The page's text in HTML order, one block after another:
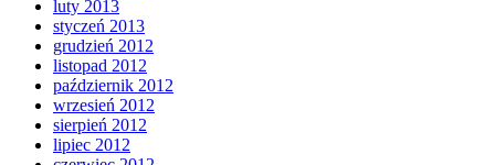
luty 2013
styczeń 2013
grudzień 2012
listopad 2012
październik 2012
wrzesień 2012
sierpień 2012
lipiec 2012